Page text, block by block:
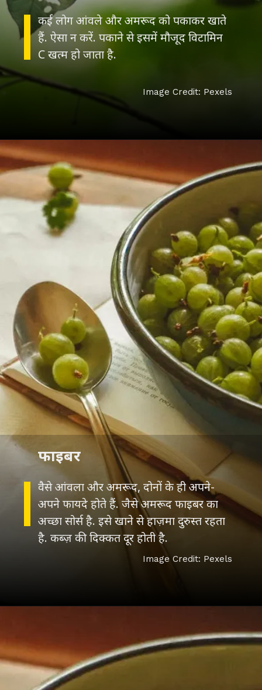
कई लोग आंवले और अमरूद को पकाकर खाते
हैं. ऐसा न करें. पकाने से इसमें मौजूद विटामिन
C खत्म हो जाता है.
Image Credit: Pexels
वैसे आंवला और अमरूद, दोनों के ही अपने-
अपने फायदे होते हैं. जैसे अमरूद फाइबर का
अच्छा सोर्स है. इसे खाने से हाज़मा दुरुस्त रहता
है. कब्ज़ की दिक्कत दूर होती है.
फाइबर
Image Credit: Pexels